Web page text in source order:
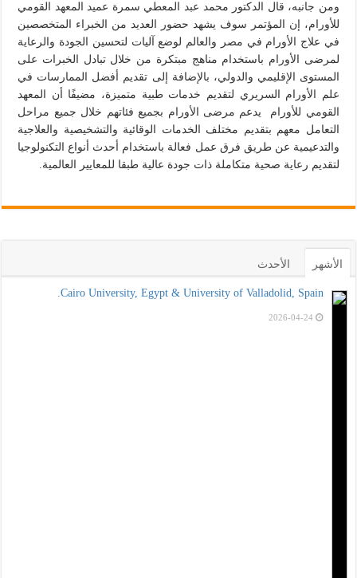
ومن جانبه، قال الدكتور محمد عبد المعطي سمرة عميد المعهد القومي
للأورام، إن المؤتمر سوف يشهد حضور العديد من الخبراء المتخصصين
في علاج الأورام في مصر والعالم لوضع آليات لتحسين الجودة والرعاية
لمرضى الأورام باستخدام مناهج مبتكرة من خلال تبادل الخبرات على
المستوى الإقليمي والدولي، بالإضافة إلى تقديم أفضل الممارسات في
علم الأورام السريري لتقديم خدمات طبية متميزة، مضيفًا أن المعهد
القومي للأورام يدعم مرضى الأورام بجميع فئاتهم خلال جميع مراحل
التعامل معهم بتقديم مختلف الخدمات الوقائية والتشخيصية والعلاجية
والتدعيمية عن طريق فرق عمل فعالة باستخدام أحدث أنواع التكنولوجيا
لتقديم رعاية صحية متكاملة ذات جودة عالية طبقا للمعايير العالمية.
الأشهر الأحدث
Cairo University, Egypt & University of Valladolid, Spain.
2026-04-24